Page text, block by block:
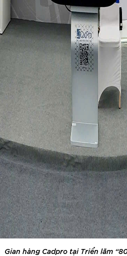
Gian hàng Cadpro tại Triển lãm